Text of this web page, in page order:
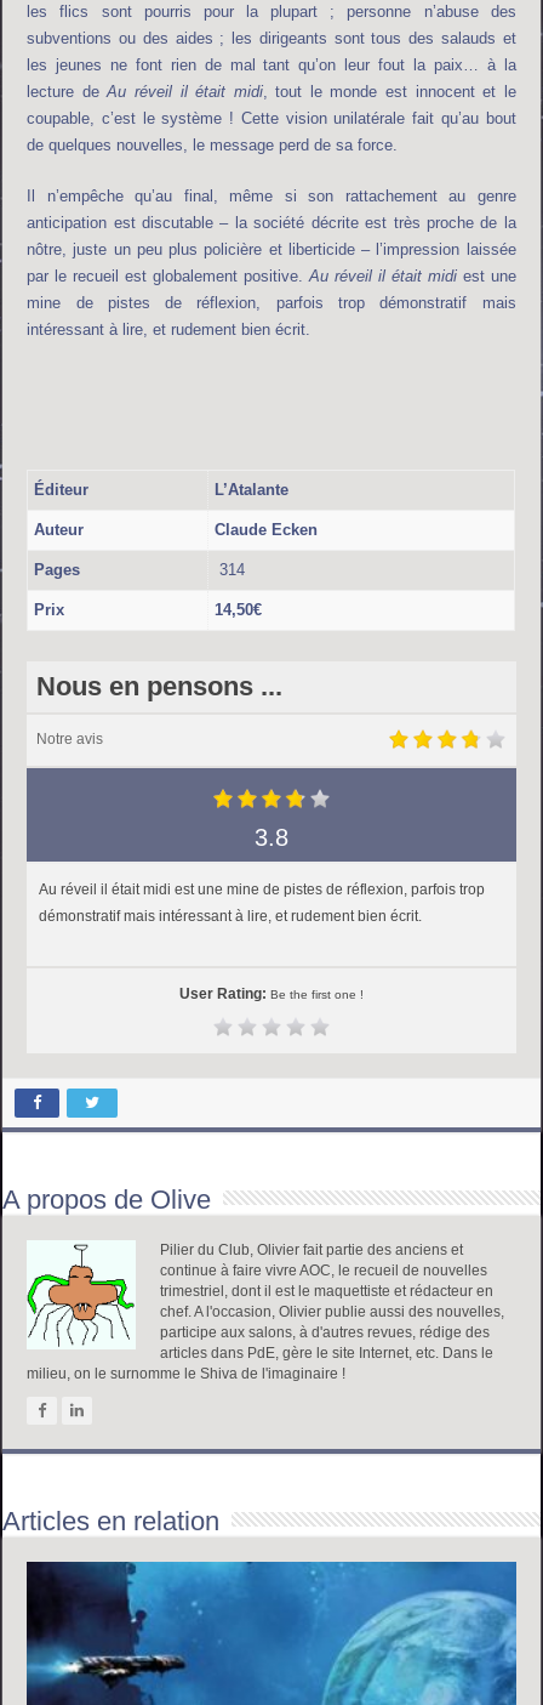
les flics sont pourris pour la plupart ; personne n’abuse des
subventions ou des aides ; les dirigeants sont tous des salauds et
les jeunes ne font rien de mal tant qu’on leur fout la paix… à la
lecture deAu réveil il était midi, tout le monde est innocent et le
coupable, c’est le système ! Cette vision unilatérale fait qu’au bout
de quelques nouvelles, le message perd de sa force.
Il n’empêche qu’au final, même si son rattachement au genre
anticipation est discutable – la société décrite est très proche de la
nôtre, juste un peu plus policière et liberticide – l’impression laissée
par le recueil est globalement positive. Au réveil il était midiest une
mine de pistes de réflexion, parfois trop démonstratif mais
intéressant à lire, et rudement bien écrit.
Éditeur L’Atalante
Auteur Claude Ecken
Pages 314
Prix 14,50€
Nous en pensons ...
Notre avis
3.8
Au réveil il était midi est une mine de pistes de réflexion, parfois trop
démonstratif mais intéressant à lire, et rudement bien écrit.
User Rating: Be the first one !
A propos de Olive
Pilier du Club, Olivier fait partie des anciens et
continue à faire vivre AOC, le recueil de nouvelles
trimestriel, dont il est le maquettiste et rédacteur en
chef. A l'occasion, Olivier publie aussi des nouvelles,
participe aux salons, à d'autres revues, rédige des
articles dans PdE, gère le site Internet, etc. Dans le
milieu, on le surnomme le Shiva de l'imaginaire !
Articles en relation